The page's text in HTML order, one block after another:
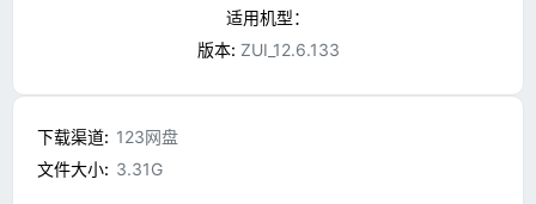
适用机型：
版本: ZUI_12.6.133
下载渠道
123网盘
文件大小
3.31G